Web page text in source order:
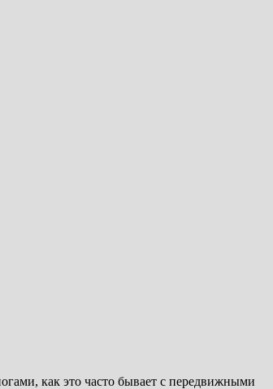
как это часто бывает с передвижными